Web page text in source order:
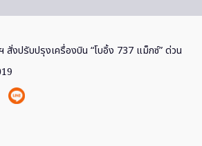
สั่งปรับปรุงเครื่องบิน “โบอิ้ง 737 แม็กซ์” ด่วน